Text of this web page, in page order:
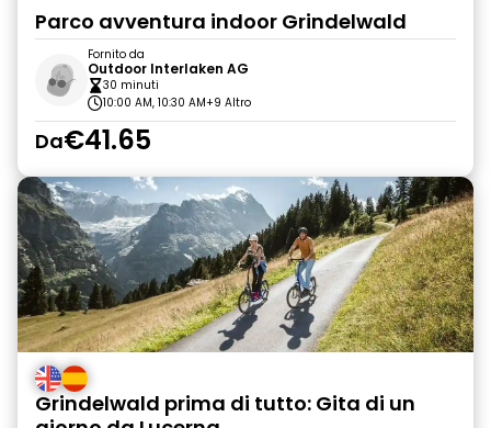
Parco avventura indoor Grindelwald
Fornito da
Outdoor Interlaken AG
30 minuti
10:00 AM, 10:30 AM+9 Altro
Da€41.65
Grindelwald prima di tutto: Gita di un